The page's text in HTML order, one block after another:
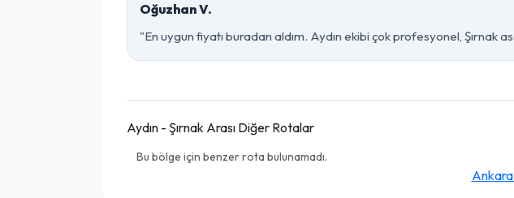
Oğuzhan V.
"En uygun fiyatı buradan aldım. Aydın ekibi çok profesyonel, Şırnak
Aydın - Şırnak Arası Diğer Rotalar
Bu bölge için benzer rota bulunamadı.